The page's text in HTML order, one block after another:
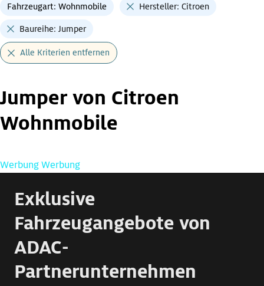
Fahrzeugart: Wohnmobile Hersteller: Citroen
Baureihe: Jumper
Alle Kriterien entfernen
Jumper von Citroen
Wohnmobile
WerbungWerbung
Exklusive
Fahrzeugangebote von
ADAC-
Partnerunternehmen